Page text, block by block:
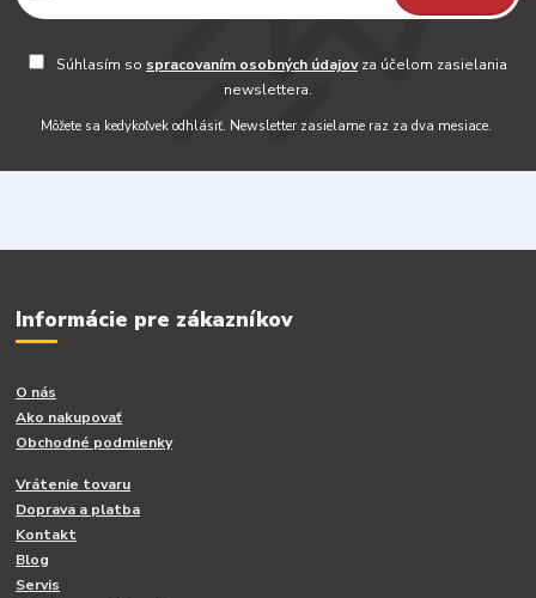
Súhlasím so spracovaním osobných údajovza účelom zasielania
newslettera.
Môžete sa kedykoľvek odhlásiť. Newsletter zasielame raz za dva mesiace.
Informácie pre zákazníkov
O nás
Ako nakupovať
Obchodné podmienky
Vrátenie tovaru
Doprava a platba
Kontakt
Blog
Servis